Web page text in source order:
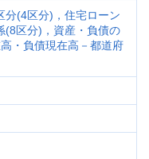
分(4区分)，住宅ローン
(8区分)，資産・負債の
・負債現在高－都道府